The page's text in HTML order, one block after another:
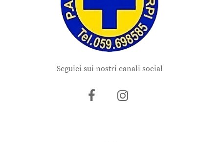
Seguici sui nostri canali social